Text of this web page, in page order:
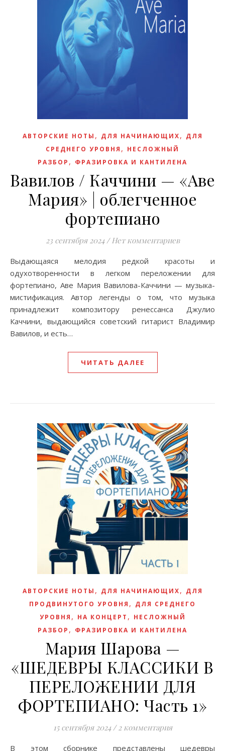
АВТОРСКИЕ НОТЫ , ДЛЯ НАЧИНАЮЩИХ, ДЛЯ
СРЕДНЕГО УРОВНЯ , НЕСЛОЖНЫЙ
РАЗБОР , ФРАЗИРОВКА И КАНТИЛЕНА
Вавилов / Каччини — «Аве
Мария» | облeгченное
фортепиано
23 сентября 2024 / Нет комментариев
Выдающаяся мелодия редкой красоты и
одухотворенности в легком переложении для
фортепиано, Аве Мария Вавилова-Каччини — музыка-
мистификация. Aвтор легенды о том, что музыка
принадлежит композитору ренессанса Джулио
Каччини, выдающийся советский гитарист Владимир
Вавилов, и есть…
ЧИТАТЬ ДАЛЕЕ
АВТОРСКИЕ НОТЫ , ДЛЯ НАЧИНАЮЩИХ, ДЛЯ
ПРОДВИНУТОГО УРОВНЯ , ДЛЯ СРЕДНЕГО
УРОВНЯ , НА КОНЦЕРТ , НЕСЛОЖНЫЙ
РАЗБОР , ФРАЗИРОВКА И КАНТИЛЕНА
Мария Шарова —
«ШЕДЕВРЫ КЛАССИКИ В
ПЕРЕЛОЖЕНИИ ДЛЯ
ФОРТЕПИАНО: Часть 1»
15 сентября 2024 / 2 комментария
В этом сборнике представлены шедевры